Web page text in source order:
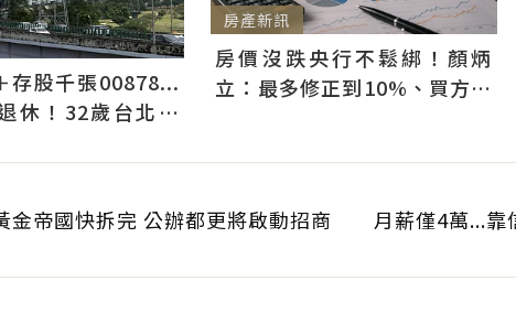
存股千張00878...
休！32歲台北人
房產新訊
房價沒跌央行不鬆綁！顏炳
立：最多修正到10%、買方仍
金帝國快拆完 公辦都更將啟動招商
月薪僅4萬...靠